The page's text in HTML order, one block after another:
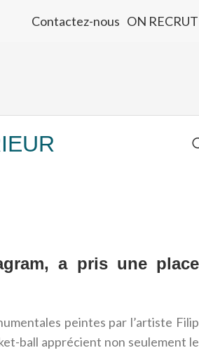
Contactez-nous ON
a pris une place
peintes par l’artiste Filip
ball apprécient non seulement le